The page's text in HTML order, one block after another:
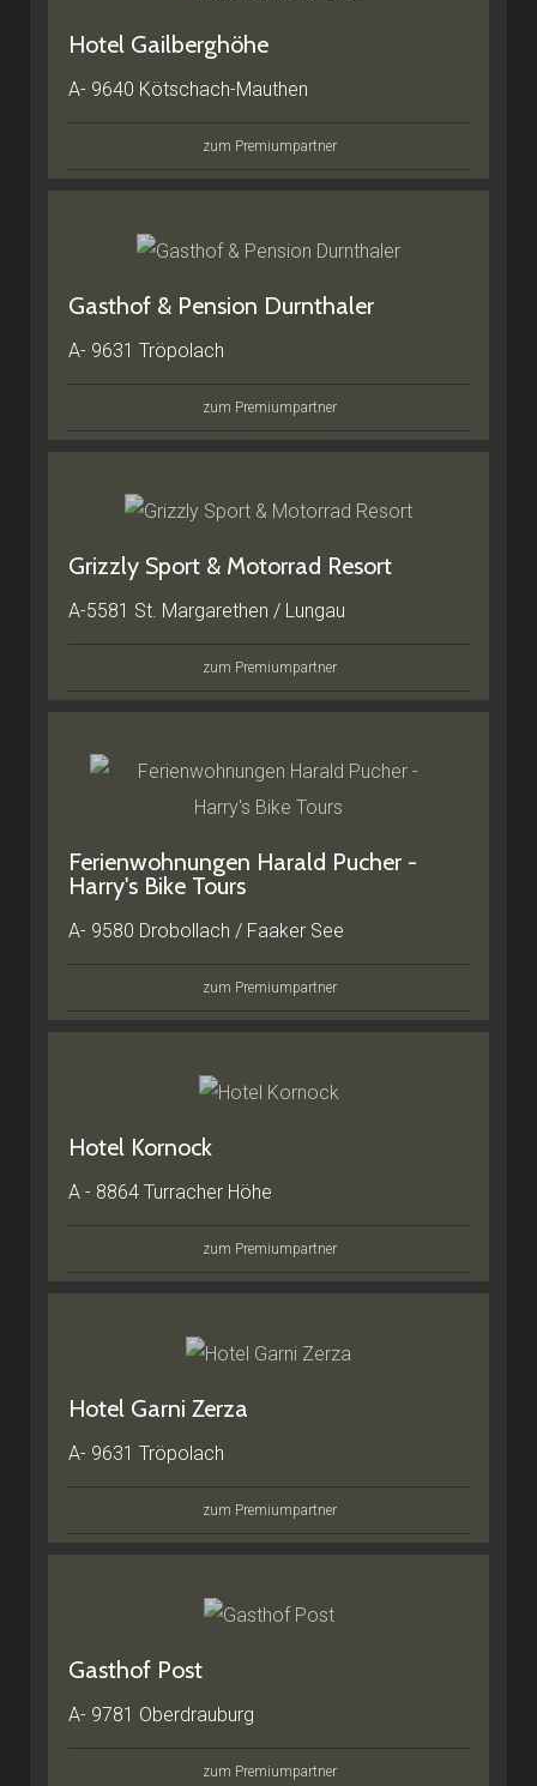
Hotel Gailberghöhe
A- 9640 Kötschach-Mauthen
zum Premiumpartner
Gasthof & Pension Durnthaler
A- 9631 Tröpolach
zum Premiumpartner
Grizzly Sport & Motorrad Resort
A-5581 St. Margarethen / Lungau
zum Premiumpartner
Ferienwohnungen Harald Pucher -
Harry's Bike Tours
A- 9580 Drobollach / Faaker See
zum Premiumpartner
Hotel Kornock
A - 8864 Turracher Höhe
zum Premiumpartner
Hotel Garni Zerza
A- 9631 Tröpolach
zum Premiumpartner
Gasthof Post
A- 9781 Oberdrauburg
zum Premiumpartner